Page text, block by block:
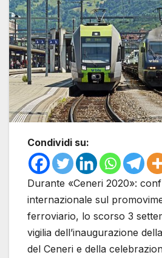
Condividi su:
Durante «Ceneri 2020»:
internazionale sul
ferroviario, lo scorso 3
vigilia dell’inaugurazione
del Ceneri e della